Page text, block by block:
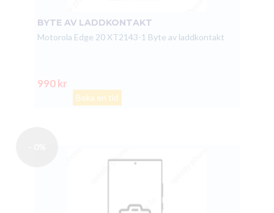
BYTE AV LADDKONTAKT
Motorola Edge 20 XT2143-1 Byte av laddkontakt
990 kr
Boka en tid